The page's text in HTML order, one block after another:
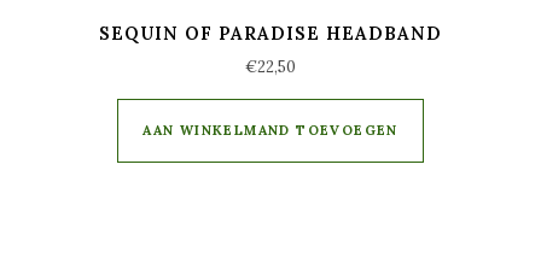
SEQUIN OF PARADISE HEADBAND
€22,50
AAN WINKELMAND TOEVOEGEN